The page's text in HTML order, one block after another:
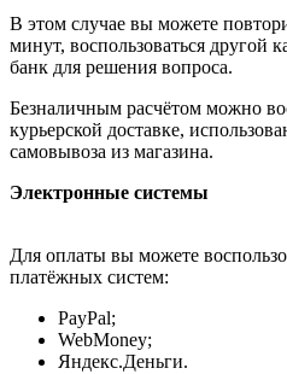
В этом случае вы можете
минут, воспользоваться другой
банк для решения вопроса.
Безналичным расчётом можно
курьерской доставке,
самовывоза из магазина.
Электронные системы
Для оплаты вы можете
платёжных систем:
PayPal;
WebMoney;
Яндекс.Деньги.